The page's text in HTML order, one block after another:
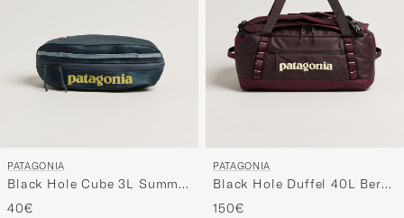
PATAGONIA
Black Hole Cube 3L Summit
Blue
40€
PATAGONIA
Black Hole Duffel 40L Berry
Fig
150€